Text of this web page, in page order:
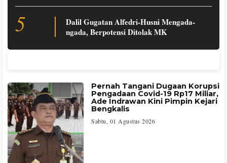
5
Dalil Gugatan Alfedri-Husni Mengada-
ngada, Berpotensi Ditolak MK
Pernah Tangani Dugaan Korupsi
Pengadaan Covid-19 Rp17 Miliar,
Ade Indrawan Kini Pimpin Kejari
Bengkalis
Sabtu, 01 Agustus 2026